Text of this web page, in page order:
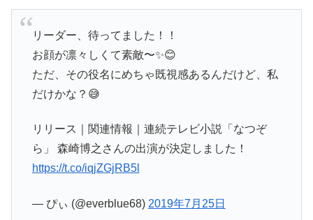
リーダー、待ってました！！
お顔が凛々しくて素敵〜✨😊
ただ、その役名にめちゃ既視感あるんだけど、私
だけかな？😅
リリース｜関連情報｜連続テレビ小説「なつぞ
ら」 森崎博之さんの出演が決定しました！
https://t.co/iqjZGjRB5l
— ぴぃ (@everblue68) 2019年7月25日